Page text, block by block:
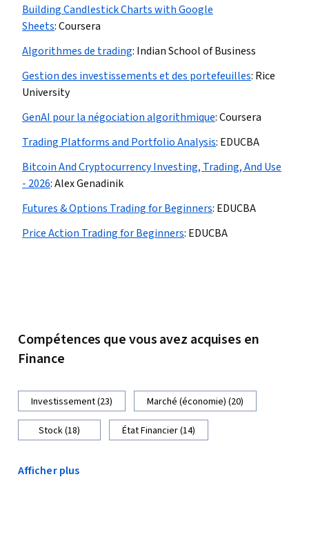
Building Candlestick Charts with Google
Sheets:Coursera
Algorithmes de trading: Indian School of Business
Gestion des investissements et des portefeuilles: Rice
University
GenAI pour la négociation algorithmique:Coursera
Trading Platforms and Portfolio Analysis: EDUCBA
Bitcoin And Cryptocurrency Investing, Trading, And Use
- 2026:Alex Genadinik
Futures & Options Trading for Beginners: EDUCBA
Price Action Trading for Beginners: EDUCBA
Compétences que vous avez acquises en
Finance
Investissement (23) Marché (économie) (20)
Stock (18) État Financier (14)
Afficher plus